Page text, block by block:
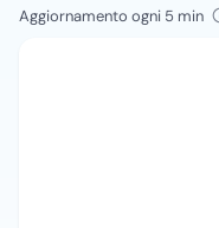
Aggiornamento ogni 5 min